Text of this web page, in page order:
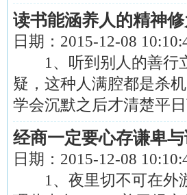
读书能涵养人的精神
日期： 2015-12-08
1、听到别人的善行立
疑，这种人满腔都是杀
学会沉默之后才清楚平
经商一定要心存谦卑
日期： 2015-12-08
1、夜里切不可在外游